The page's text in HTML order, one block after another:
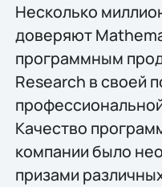
Несколько
доверяют
программным
Research в своей
Качество
компании было
призами